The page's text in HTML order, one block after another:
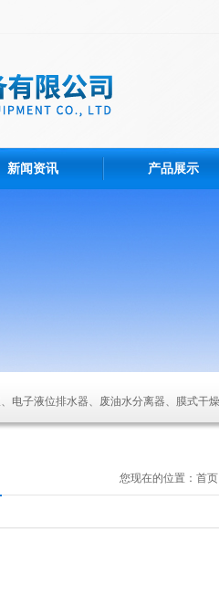
新闻资讯 产品展示
电子液位排水器、废油水分离器、膜式干
您现在的位置： 首页